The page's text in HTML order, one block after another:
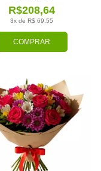
COMPRAR
3x de R$ 69,55
R$208,64